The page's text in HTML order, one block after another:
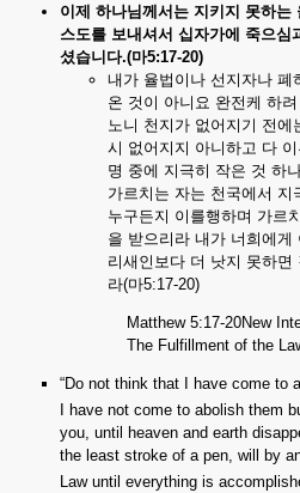
이제 하나님께서는 지키지 못하는
스도를 보내셔서 십자가에 죽으심
셨습니다.(마5:17-20)
내가 율법이나 선지자나 폐
온 것이 아니요 완전케 하
노니 천지가 없어지기 전
시 없어지지 아니하고 다
명 중에 지극히 작은 것 하
가르치는 자는 천국에서 지
누구든지 이를행하며 가르
을 받으리라 내가 너희에
리새인보다 더 낫지 못하면
라(마5:17-20)
Matthew 5:17-20New
The Fulfillment of the
“Do not think that I have come to
I have not come to abolish them
you, until heaven and earth
the least stroke of a pen, will by
Law until everything is